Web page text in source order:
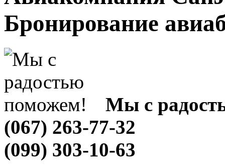
Бронирование
Мы с
(067) 263-77-32
(099) 303-10-63